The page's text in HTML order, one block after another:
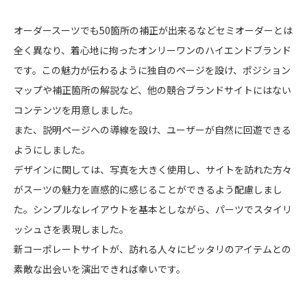
オーダースーツでも50箇所の補正が出来るなどセミオーダーとは
全く異なり、着心地に拘ったオンリーワンのハイエンドブランド
です。この魅力が伝わるように独自のページを設け、ポジション
マップや補正箇所の解説など、他の競合ブランドサイトにはない
コンテンツを用意しました。
また、説明ページへの導線を設け、ユーザーが自然に回遊できる
ようにしました。
デザインに関しては、写真を大きく使用し、サイトを訪れた方々
がスーツの魅力を直感的に感じることができるよう配慮しまし
た。シンプルなレイアウトを基本としながら、パーツでスタイリ
ッシュさを表現しました。
新コーポレートサイトが、訪れる人々にピッタリのアイテムとの
素敵な出会いを演出できれば幸いです。